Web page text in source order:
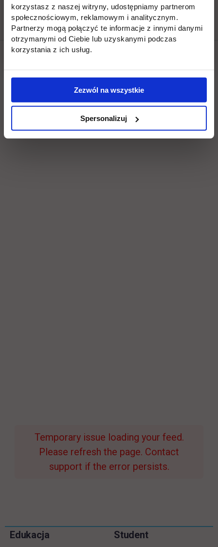
korzystasz z naszej witryny, udostępniamy partnerom
społecznościowym, reklamowym i analitycznym.
Partnerzy mogą połączyć te informacje z innymi danymi
otrzymanymi od Ciebie lub uzyskanymi podczas
korzystania z ich usług.
Zezwól na wszystkie
Spersonalizuj
Filter network:
All
Temporary issue loading your feed.
Please refresh the page. Contact
support if the error persists.
Pomiń
Informacje w stopce
Edukacja Student